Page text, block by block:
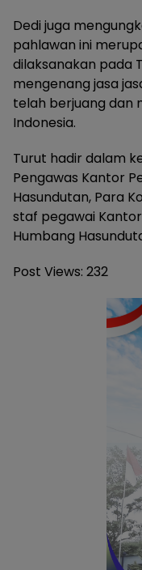
Dedi juga
pahlawan ini
dilaksanakan pada
mengenang jasa
telah berjuang dan
Indonesia.
Turut hadir dalam
Pengawas Kantor
Hasundutan, Para
staf pegawai
Humbang
Post Views: 232